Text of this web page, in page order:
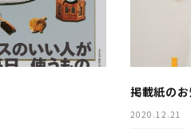
掲載紙のお
2020.12.21